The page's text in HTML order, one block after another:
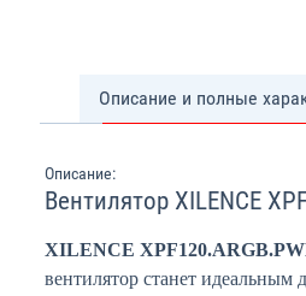
Описание и полные
Описание:
Вентилятор XILENCE
XILENCE
вентилятор станет